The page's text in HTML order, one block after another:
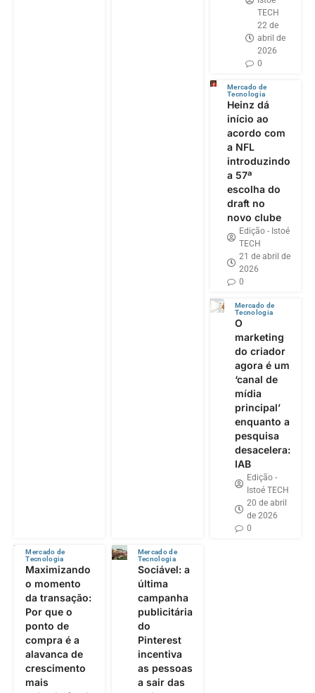
TECH
22 de
abril de
2026
0
Mercado de
Tecnologia
Heinz dá
início ao
acordo com
a NFL
introduzindo
a 57ª
escolha do
draft no
novo clube
Edição - Istoé
TECH
21 de abril de
2026
0
Mercado de
Tecnologia
O
marketing
do criador
agora é um
‘canal de
mídia
principal’
enquanto a
pesquisa
desacelera:
IAB
Edição -
Istoé TECH
20 de abril
de 2026
0
Mercado de
Tecnologia
Maximizando
o momento
da transação:
Por que o
ponto de
compra é a
alavanca de
crescimento
mais
Mercado de
Tecnologia
Sociável: a
última
campanha
publicitária
do
Pinterest
incentiva
as pessoas
a sair das